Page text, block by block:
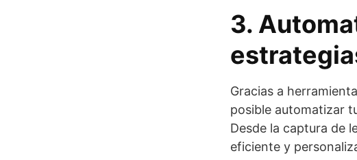
3.
Gracias a
posible automatizar
Desde la captura de
eficiente y